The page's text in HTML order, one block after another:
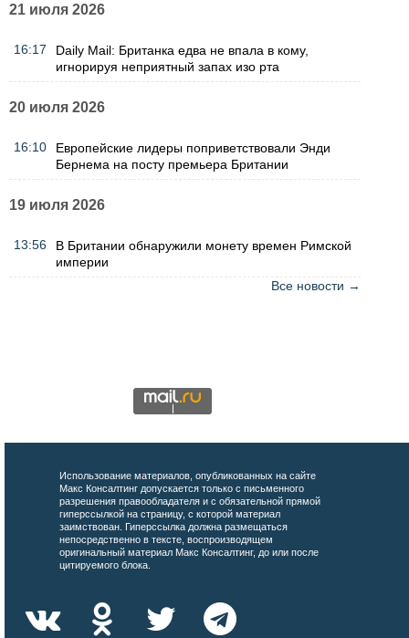
21 июля 2026
16:17
Daily Mail: Британка едва не впала в кому,
игнорируя неприятный запах изо рта
20 июля 2026
16:10
Европейские лидеры поприветствовали Энди
Бернема на посту премьера Британии
19 июля 2026
13:56
В Британии обнаружили монету времен Римской
империи
Все новости →
Использование материалов, опубликованных на сайте
Макс Консалтинг допускается только с письменного
разрешения правообладателя и с обязательной прямой
гиперссылкой на страницу, с которой материал
заимствован. Гиперссылка должна размещаться
непосредственно в тексте, воспроизводящем
оригинальный материал Макс Консалтинг, до или после
цитируемого блока.